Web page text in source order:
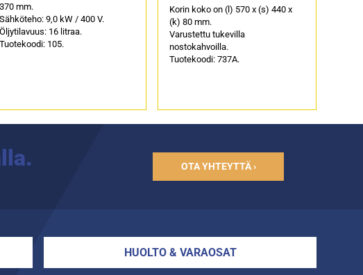
370 mm.
Sähköteho: 9,0 kW / 400 V.
Öljytilavuus: 16 litraa.
Tuotekoodi: 105.
Korin koko on (l) 570 x (s) 440 x
(k) 80 mm.
Varustettu tukevilla
nostokahvoilla.
Tuotekoodi: 737A.
OTA YHTEYTTÄ ›
HUOLTO & VARAOSAT